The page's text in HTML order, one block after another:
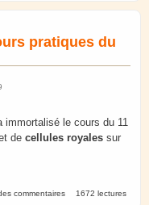
pratiques du
immortalisé le cours du 11
de cellules royales sur
pratiques du 11 avril
commentaires 1672 lectures